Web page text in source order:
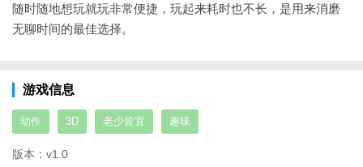
随时随地想玩就玩非常便捷，玩起来耗时也不长，是用来消磨
无聊时间的最佳选择。
游戏信息
动作 3D 老少皆宜 趣味
版本： v1.0